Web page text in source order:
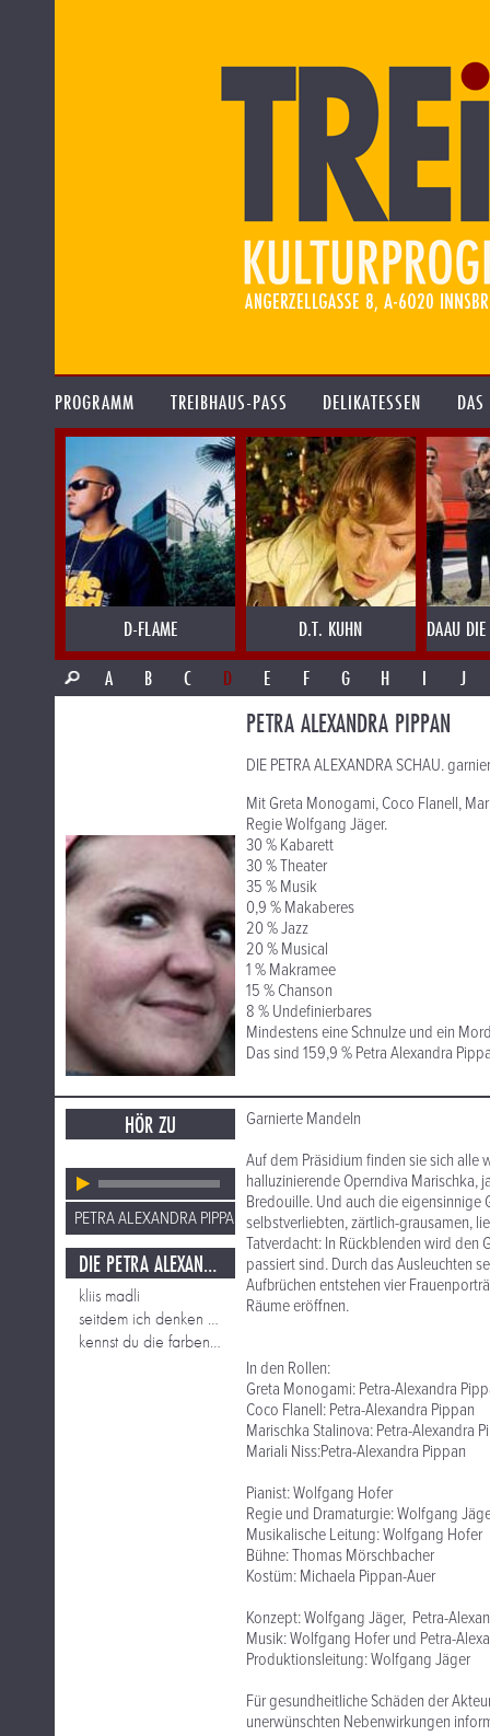
PROGRAMM TREIBHAUS-PASS DELIKATESSEN
D-FLAME D.T. KUHN
DAAU DIE
A
B C D E F G H I J
PETRA ALEXANDRA PIPPAN
DIE PETRA ALEXANDRA SCHAU.
Mit Greta Monogami, Coco Flanell,
Regie Wolfgang Jäger.
30 % Kabarett
30 % Theater
35 % Musik
0,9 % Makaberes
20 % Jazz
20 % Musical
1 % Makramee
15 % Chanson
8 % Undefinierbares
Mindestens eine Schnulze und ein
Das sind 159,9 % Petra Alexandra
HÖR ZU
PETRA ALEXANDRA PIPPAN
DIE PETRA ALEXANDRA PIPPAN SCHAU
kliis madli
seitdem ich denken kann
kennst du die farben deines herzens
Garnierte Mandeln
Auf dem Präsidium finden sie sich
halluzinierende Operndiva Marischka,
Bredouille. Und auch die eigensinnige
selbstverliebten, zärtlich-grausamen,
Tatverdacht: In Rückblenden wird den
passiert sind. Durch das Ausleuchten
Aufbrüchen entstehen vier
Räume eröffnen.
In den Rollen:
Greta Monogami: Petra-Alexandra
Coco Flanell: Petra-Alexandra Pippan
Marischka Stalinova: Petra-Alexandra
Mariali Niss:Petra-Alexandra Pippan
Pianist: Wolfgang Hofer
Regie und Dramaturgie: Wolfgang
Musikalische Leitung: Wolfgang Hofer
Bühne: Thomas Mörschbacher
Kostüm: Michaela Pippan-Auer
Konzept: Wolfgang Jäger, Petra-
Musik: Wolfgang Hofer und Petra-
Produktionsleitung: Wolfgang Jäger
Für gesundheitliche Schäden der
unerwünschten Nebenwirkungen